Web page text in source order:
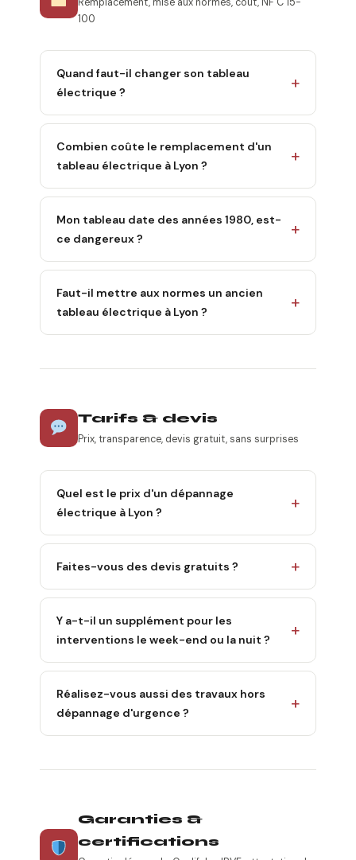
100
Quand faut-il changer son tableau
électrique ?
Combien coûte le remplacement d'un
tableau électrique à Lyon ?
Mon tableau date des années 1980, est-
ce dangereux ?
Faut-il mettre aux normes un ancien
tableau électrique à Lyon ?
Tarifs & devis
Prix, transparence, devis gratuit, sans surprises
Quel est le prix d'un dépannage
électrique à Lyon ?
Faites-vous des devis gratuits ?
Y a-t-il un supplément pour les
interventions le week-end ou la nuit ?
Réalisez-vous aussi des travaux hors
dépannage d'urgence ?
Garanties &
certifications